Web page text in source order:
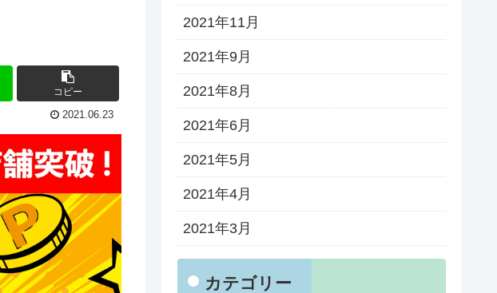
コピー
2021.06.23
2021年11月
2021年9月
2021年8月
2021年6月
2021年5月
2021年4月
2021年3月
カテゴリー